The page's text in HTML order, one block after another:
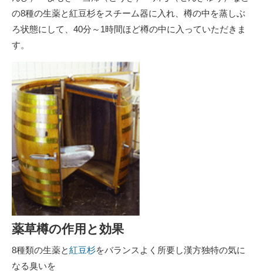
の8種の生薬と紅豆杉をスチーム器に入れ、樽の中を蒸しぶ
ろ状態にして、40分～1時間ほど樽の中に入っていただきま
す。
薬草樽の作用と効果
8種類の生薬と紅豆杉をバランスよく所要し漢方独特の気に
なる臭いを